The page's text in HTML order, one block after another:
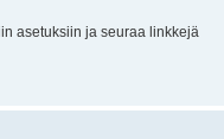
asetuksiin ja seuraa linkkejä